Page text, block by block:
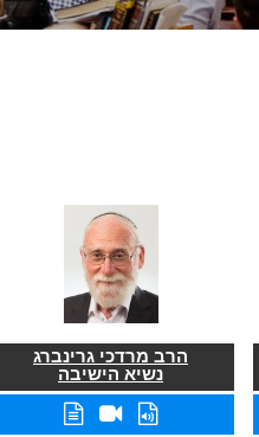
הרב מרדכי גרינברג
נשיא הישיבה